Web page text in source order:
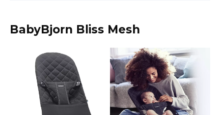
BabyBjorn Bliss Mesh